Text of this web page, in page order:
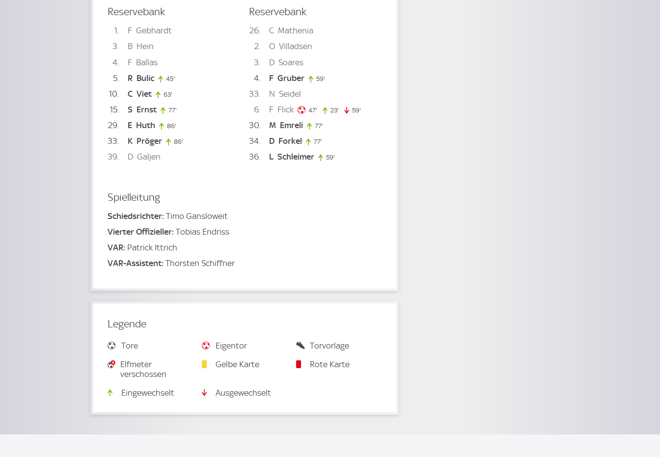
Reservebank
1 F Gebhardt
3
B Hein
4
F Ballas
5
R Bulic 45'
10 C Viet 63'
15 S Ernst 77'
29 E Huth 86'
33 K Pröger 86'
39 D Galjen
Reservebank
26 C Mathenia
2
O Villadsen
3
D Soares
4
F Gruber 59'
33 N Seidel
6
F Flick 47' 47. minute
23' 23. minute
59'
30 M Emreli 77'
34 D Forkel 77'
36 L Schleimer 59'
Spielleitung
Schiedsrichter: Timo Gansloweit
Vierter Offizieller: Tobias Endriss
VAR: Patrick Ittrich
VAR-Assistent: Thorsten Schiffner
Legende
Tore Eigentor
Torvorlage
Elfmeter
verschossen
Gelbe Karte Rote Karte
Eingewechselt Ausgewechselt